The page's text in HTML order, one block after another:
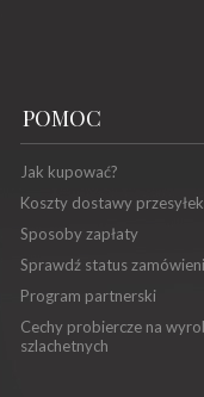
POMOC
Jak kupować?
Koszty dostawy przesyłek
Sposoby zapłaty
Sprawdź status
Program partnerski
Cechy probiercze na
szlachetnych